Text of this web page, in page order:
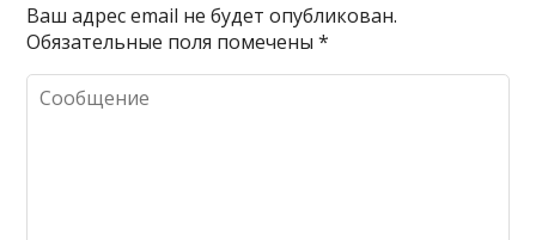
Ваш адрес email не будет опубликован.
Обязательные поля помечены*